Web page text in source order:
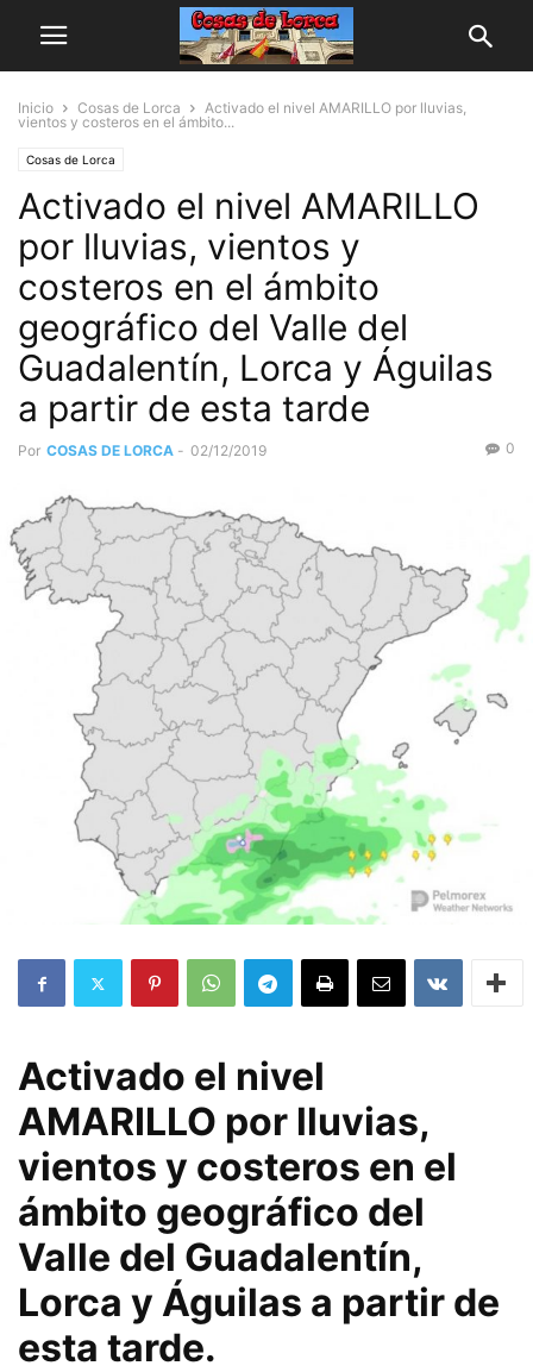
Inicio Cosas de Lorca
Activado el nivel AMARILLO por lluvias,
vientos y costeros en el ámbito...
Cosas de Lorca
Activado el nivel AMARILLO
por lluvias, vientos y
costeros en el ámbito
geográfico del Valle del
Guadalentín, Lorca y Águilas
a partir de esta tarde
Por COSAS DE LORCA - 02/12/2019 0
Activado el nivel
AMARILLO por lluvias,
vientos y costeros en el
ámbito geográfico del
Valle del Guadalentín,
Lorca y Águilas a partir de
esta tarde.